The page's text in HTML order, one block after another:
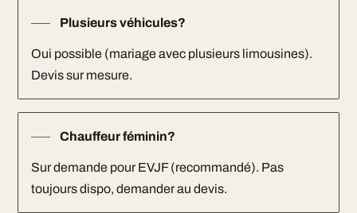
Plusieurs véhicules?
Oui possible (mariage avec plusieurs limousines).
Devis sur mesure.
Chauffeur féminin?
Sur demande pour EVJF (recommandé). Pas
toujours dispo, demander au devis.